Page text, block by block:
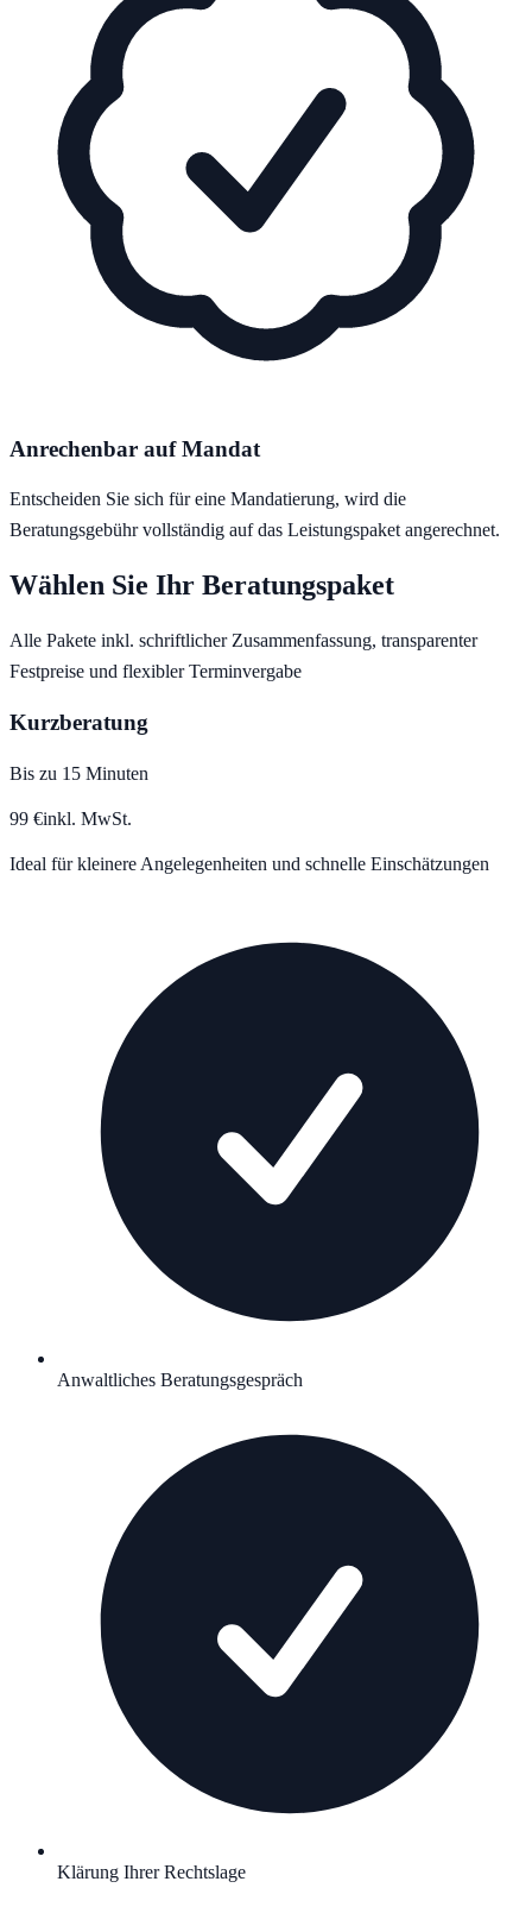
Anrechenbar auf Mandat
Entscheiden Sie sich für eine Mandatierung, wird die
Beratungsgebühr vollständig auf das Leistungspaket angerechnet.
Wählen Sie Ihr Beratungspaket
Alle Pakete inkl. schriftlicher Zusammenfassung, transparenter
Festpreise und flexibler Terminvergabe
Kurzberatung
Bis zu 15 Minuten
99 €inkl. MwSt.
Ideal für kleinere Angelegenheiten und schnelle Einschätzungen
Anwaltliches Beratungsgespräch
Klärung Ihrer Rechtslage